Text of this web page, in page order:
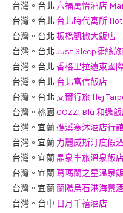
台灣。台北 六福萬怡酒店
台灣。台北 台北時代寓所
台灣。台北 板橋凱撒大飯店
台灣。台北 Just Sleep捷絲
台灣。台北 香格里拉遠東國
台灣。台北 台北富信飯店
台灣。台北 艾爾行旅 Hej
台灣。桃園 COZZI Blu 和逸
台灣。宜蘭礁溪寒沐酒店行
台灣。宜蘭 力麗威斯汀度假
台灣。宜蘭 晶泉丰旅溫泉飯
台灣。宜蘭葛瑪蘭之星溫泉
台灣。宜蘭蘭陽烏石港海景
台灣。台中 日月千禧酒店